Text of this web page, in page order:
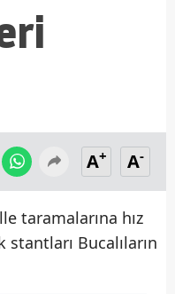
A+ A-
taramalarına hız
Bucalıların